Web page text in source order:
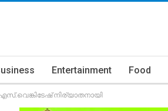
Entertainment Food
നിര്യാതനായി